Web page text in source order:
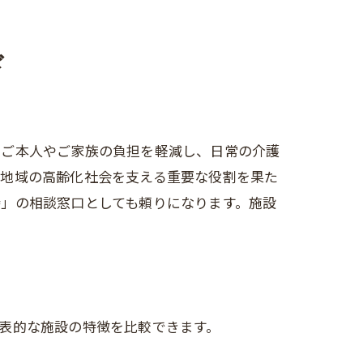
本人やご家族の負担を軽減し、日常の介護
域の高齢化社会を支える重要な役割を果た
の相談窓口としても頼りになります。施設
な施設の特徴を比較できます。